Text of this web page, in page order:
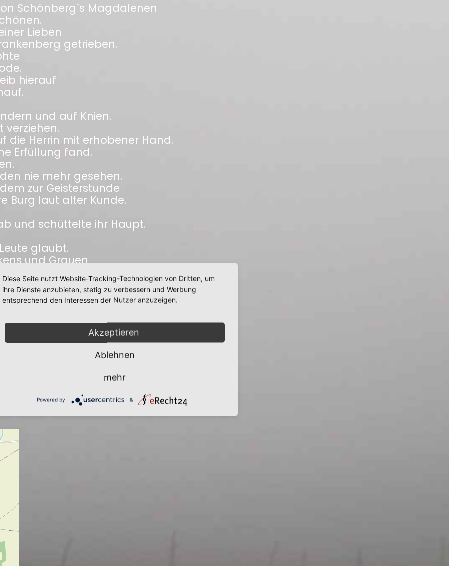
Schönberg`s Magdalenen
Lieben
getrieben.
hierauf
und auf Knien.
die Herrin mit erhobener Hand.
Erfüllung fand.
nie mehr gesehen.
zur Geisterstunde
Burg laut alter Kunde.
und schüttelte ihr Haupt.
glaubt.
und Grauen
Burgwächter anvertrauen,
Stunden
Flüche
die Brüche.
Diese Seite nutzt Website-Tracking-Technologien von Dritten, um
ihre Dienste anzubieten, stetig zu verbessern und Werbung
entsprechend den Interessen der Nutzer anzuzeigen.
Akzeptieren
Ablehnen
mehr
Powered by &